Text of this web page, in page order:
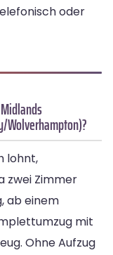
oder
Wolverhampton)?
lohnt,
zwei Zimmer
ab einem
mit
Ohne Aufzug